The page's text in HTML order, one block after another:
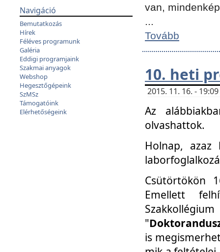
Navigáció
Bemutatkozás
Hírek
Féléves programunk
Galéria
Eddigi programjaink
Szakmai anyagok
Webshop
Hegesztőgépeink
SzMSz
Támogatóink
Elérhetőségeink
van,
...
Tovább
10. heti
2015. 11. 16. -
Az
olvashattok.
Holnap, azaz
Csütörtökön
Emellett
"
is